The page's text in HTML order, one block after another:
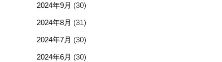
2024年9月 (30)
2024年8月 (31)
2024年7月 (30)
2024年6月 (30)